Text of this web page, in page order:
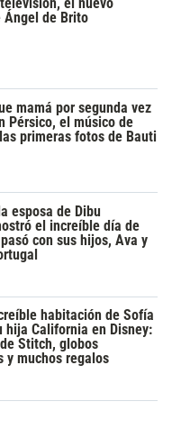
Ángel de Brito
mamá por segunda vez
Pérsico, el músico de
primeras fotos de Bauti
esposa de Dibu
el increíble día de
con sus hijos, Ava y
habitación de Sofía
hija California en Disney:
Stitch, globos
y muchos regalos